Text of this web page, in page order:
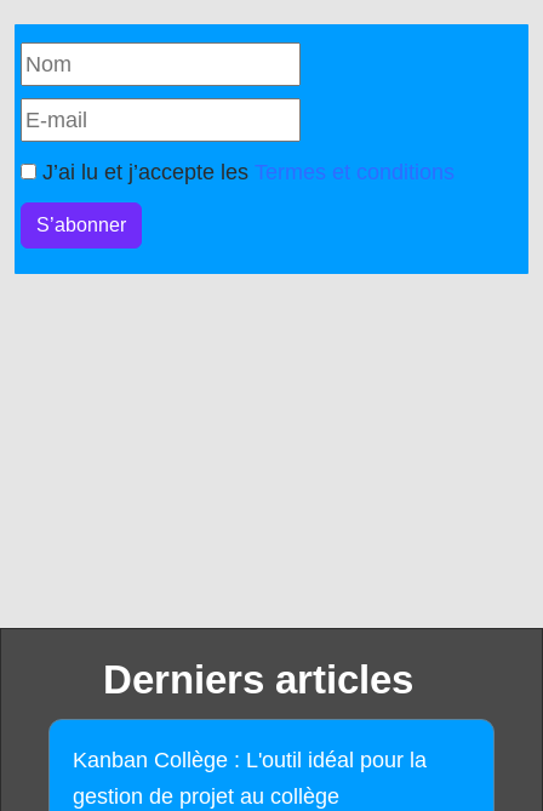
J’ai lu et j’accepte les Termes et conditions
S’abonner
Derniers articles
Kanban Collège : L'outil idéal pour la
gestion de projet au collège